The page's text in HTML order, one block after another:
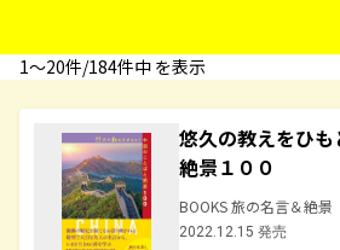
1〜20件/184件中 を表示
悠久の教えをひ
絶景１００
BOOKS 旅の名言＆絶景
2022.12.15 発売